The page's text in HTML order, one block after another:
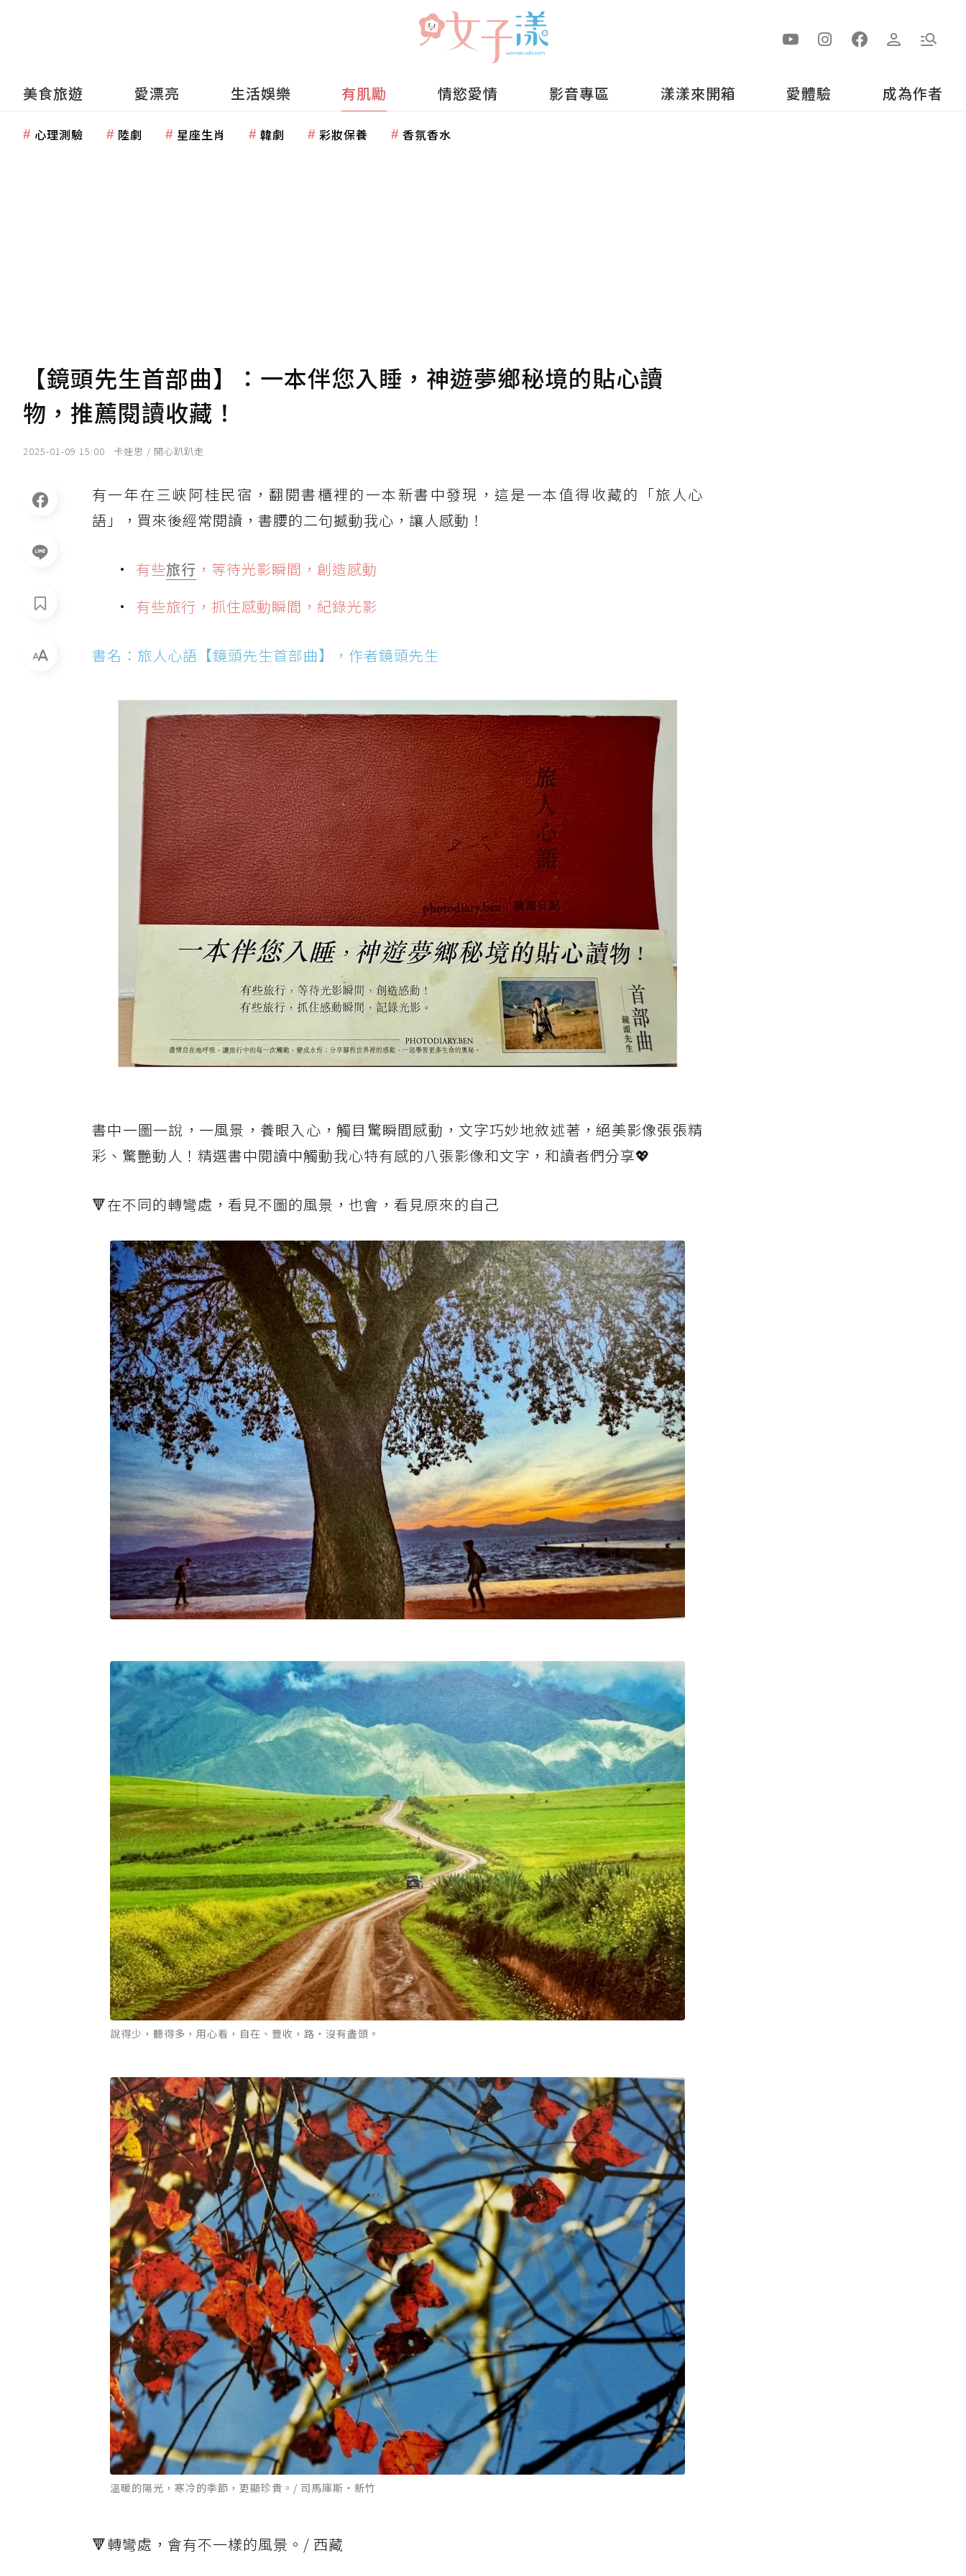
美食旅遊 愛漂亮 生活娛樂 有肌勵 情慾愛情 影音專區 漾漾來開箱 愛體驗 成為作者
心理測驗 陸劇 星座生肖 韓劇 彩妝保養 香氛香水
【鏡頭先生首部曲】：一本伴您入睡，神遊夢鄉秘境的貼心讀
物，推薦閱讀收藏！
2025-01-09 15:00 卡娃思 / 開心趴趴走
有一年在三峽阿桂民宿，翻閱書櫃裡的一本新書中發現，這是一本值得收藏的「旅人心
語」，買來後經常閱讀，書腰的二句撼動我心，讓人感動！
有些旅行 ，等待光影瞬間，創造感動
有些旅行，抓住感動瞬間，紀錄光影
書名：旅人心語【鏡頭先生首部曲】，作者鏡頭先生
書中一圖一說，一風景，養眼入心，觸目驚瞬間感動，文字巧妙地敘述著，絕美影像張張精
彩、驚艷動人！精選書中閱讀中觸動我心特有感的八張影像和文字，和讀者們分享💖
🔻在不同的轉彎處，看見不圖的風景，也會，看見原來的自己
說得少，聽得多，用心看，自在、豐收，路・沒有盡頭。
溫暖的陽光，寒冷的季節，更顯珍貴。/ 司馬庫斯・新竹
🔻轉彎處，會有不一樣的風景。/ 西藏